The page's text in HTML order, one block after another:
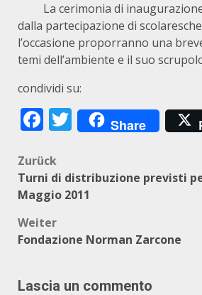
La cerimonia di
dalla partecipazione di
l’occasione proporranno una
temi dell’ambiente e il suo
condividi su:
Facebook
Twitter
Share
Beitragsnavigation
Zurück
Turni di distribuzione previsti
Maggio 2011
Weiter
Fondazione Norman Zarcone
Lascia un commento